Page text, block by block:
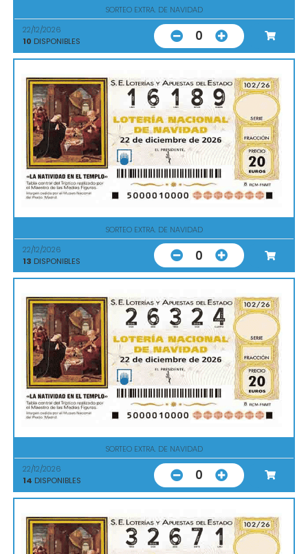
SORTEO EXTRA. DE NAVIDAD
22/12/2026
10 DISPONIBLES 0
SORTEO EXTRA. DE NAVIDAD
22/12/2026
13 DISPONIBLES 0
SORTEO EXTRA. DE NAVIDAD
22/12/2026
14 DISPONIBLES 0